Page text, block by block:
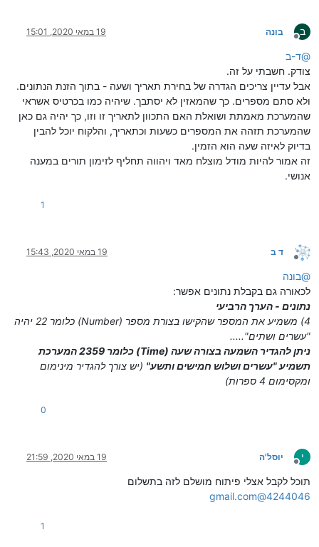
ב
מנותק
בונה 19 במאי 2020, 15:01
@ד-ב
צודק. חשבתי על זה.
אבל עדיין צריכים הגדרה של בחירת תאריך ושעה - בתוך הזנת הנתונים.
ולא סתם מספרים. כך שהמאזין לא יסתבך. שיהיה כמו בכרטיס אשראי
שהמערכת מאמתת ושואלת האם התכוון לתאריך זו וזו, כך יהיה גם כאן
שהמערכת תזהה את המספרים כשעות וכתאריך, והלקוח יוכל להבין
בדיוק לאיזה שעה הוא הזמין.
זה אמור להיות מודל מוצלח מאד ויהווה תחליף לזימון תורים במענה
אנושי.
1
מנותק
ד ב 19 במאי 2020, 15:43
@בונה
לכאורה גם בקבלת נתונים אפשר:
נתונים - הערך הרביעי
4) משמיע את המספר שהקישו בצורת מספר (Number) כלומר 22 יהיה
"עשרים ושתים".....
ניתן להגדיר השמעה בצורה שעה (Time) כלומר 2359 המערכת
תשמיע "עשרים ושלוש חמישים ותשע" (יש צורך להגדיר מינימום
ומקסימום 4 ספרות)
0
י
מנותק
יוסל'ה 19 במאי 2020, 21:59
תוכל לקבל אצלי פיתוח מושלם לזה בתשלום
4244046@gmail.com
1